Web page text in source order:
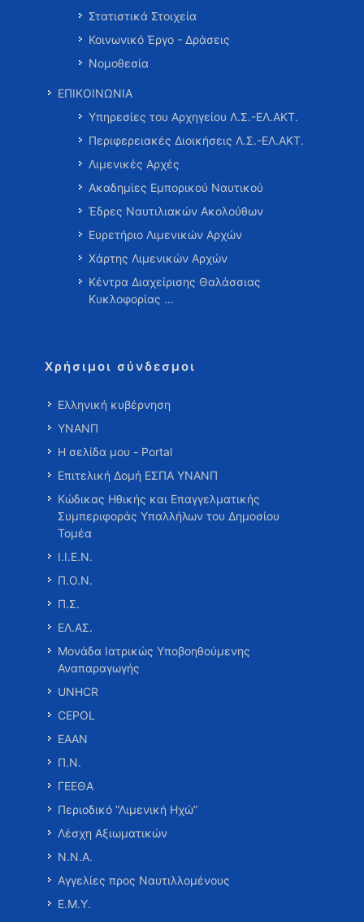
Στατιστικά Στοιχεία
Κοινωνικό Έργο - Δράσεις
Νομοθεσία
ΕΠΙΚΟΙΝΩΝΙΑ
Υπηρεσίες του Αρχηγείου Λ.Σ.-ΕΛ.ΑΚΤ.
Περιφερειακές Διοικήσεις Λ.Σ.-ΕΛ.ΑΚΤ.
Λιμενικές Αρχές
Ακαδημίες Εμπορικού Ναυτικού
Έδρες Ναυτιλιακών Ακολούθων
Ευρετήριο Λιμενικών Αρχών
Χάρτης Λιμενικών Αρχών
Κέντρα Διαχείρισης Θαλάσσιας
Κυκλοφορίας …
Χρήσιμοι σύνδεσμοι
Ελληνική κυβέρνηση
ΥΝΑΝΠ
Η σελίδα μου - Portal
Επιτελική Δομή ΕΣΠΑ ΥΝΑΝΠ
Κώδικας Ηθικής και Επαγγελματικής
Συμπεριφοράς Υπαλλήλων του Δημοσίου
Τομέα
Ι.Ι.Ε.Ν.
Π.Ο.Ν.
Π.Σ.
ΕΛ.ΑΣ.
Μονάδα Ιατρικώς Υποβοηθούμενης
Αναπαραγωγής
UNHCR
CEPOL
ΕΑΑΝ
Π.Ν.
ΓΕΕΘΑ
Περιοδικό “Λιμενική Ηχώ”
Λέσχη Αξιωματικών
Ν.Ν.Α.
Αγγελίες προς Ναυτιλλομένους
Ε.Μ.Υ.